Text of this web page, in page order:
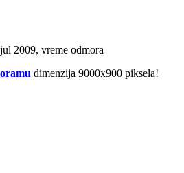
2009, vreme odmora
dimenzija 9000x900 piksela!